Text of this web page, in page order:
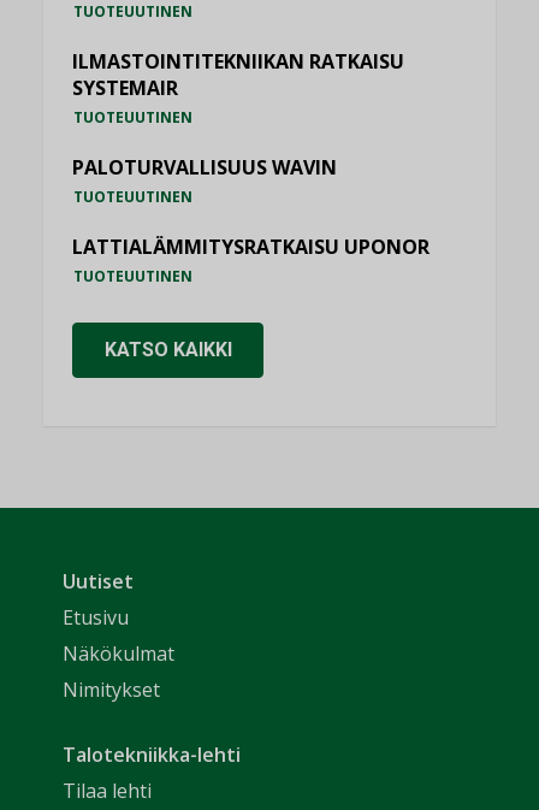
TUOTEUUTINEN
ILMASTOINTITEKNIIKAN RATKAISU
SYSTEMAIR
TUOTEUUTINEN
PALOTURVALLISUUS WAVIN
TUOTEUUTINEN
LATTIALÄMMITYSRATKAISU UPONOR
TUOTEUUTINEN
KATSO KAIKKI
Uutiset
Etusivu
Näkökulmat
Nimitykset
Talotekniikka-lehti
Tilaa lehti